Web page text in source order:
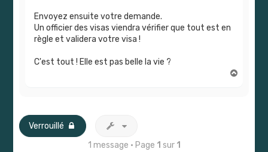
Envoyez ensuite votre demande.
Un officier des visas viendra vérifier que tout est en
règle et validera votre visa !
C'est tout ! Elle est pas belle la vie ?
Verrouillé
1 message • Page 1 sur 1